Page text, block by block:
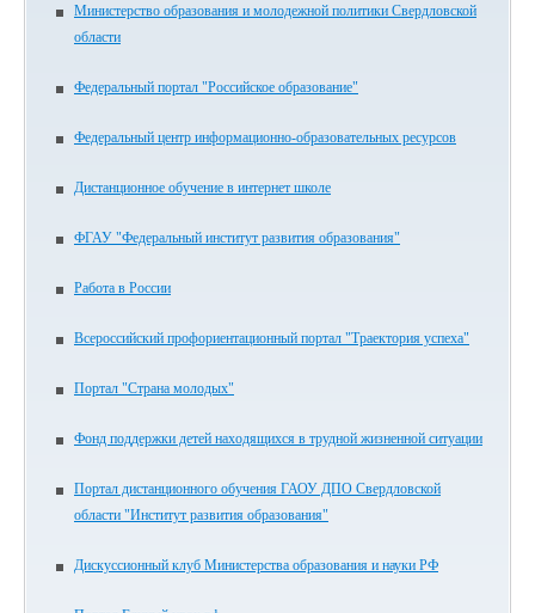
Министерство образования и молодежной политики Свердловской
области
Федеральный портал "Российское образование"
Федеральный центр информационно-образовательных ресурсов
Дистанционное обучение в интернет школе
ФГАУ "Федеральный институт развития образования"
Работа в России
Всероссийский профориентационный портал "Траектория успеха"
Портал "Страна молодых"
Фонд поддержки детей находящихся в трудной жизненной ситуации
Портал дистанционного обучения ГАОУ ДПО Свердловской
области "Институт развития образования"
Дискуссионный клуб Министерства образования и науки РФ